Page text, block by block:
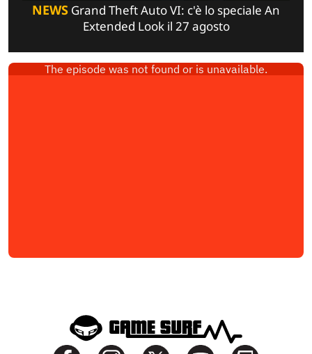
NEWS Grand Theft Auto VI: c'è lo speciale An
Extended Look il 27 agosto